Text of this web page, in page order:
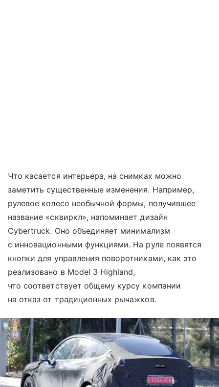
Что касается интерьера, на снимках можно
заметить существенные изменения. Например,
рулевое колесо необычной формы, получившее
название «сквиркл», напоминает дизайн
Cybertruck. Оно объединяет минимализм
с инновационными функциями. На руле появятся
кнопки для управления поворотниками, как это
реализовано в Model 3 Highland,
что соответствует общему курсу компании
на отказ от традиционных рычажков.